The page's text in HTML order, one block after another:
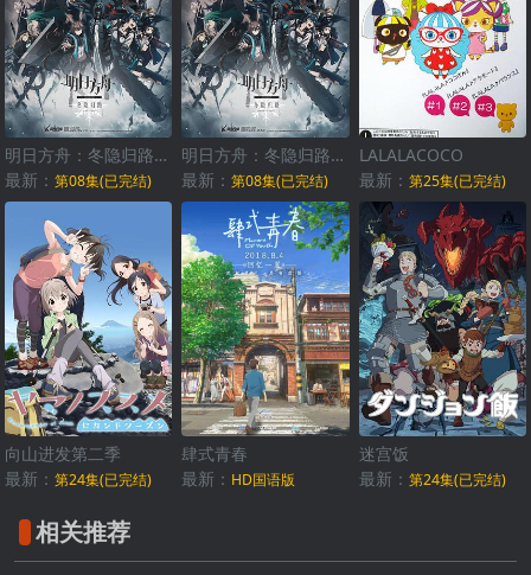
明日方舟：冬隐归路国语
最新： 第08集(已完结)
明日方舟：冬隐归路日语
最新：第08集(已完结)
LALALACOCO
最新： 第25集(已完结)
向山进发第二季
最新： 第24集(已完结)
肆式青春
最新： HD国语版
迷宫饭
最新： 第24集(已完结)
相关推荐